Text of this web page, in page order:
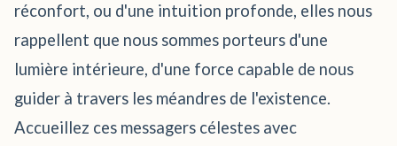
réconfort, ou d'une intuition profonde, elles nous
rappellent que nous sommes porteurs d'une
lumière intérieure, d'une force capable de nous
guider à travers les méandres de l'existence.
Accueillez ces messagers célestes avec